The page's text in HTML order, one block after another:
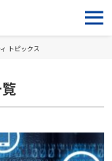
トピックス